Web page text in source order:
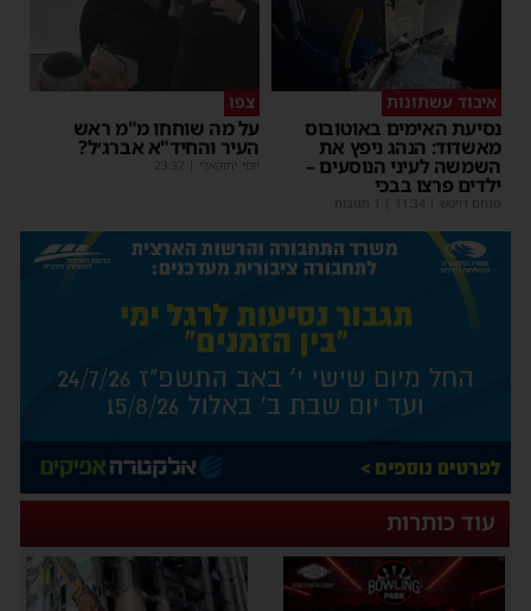
איבוד עשתונות
נסיעת האימים באוטובוס
מאשדוד: הנהג ניפץ את
השמשה לעיני הנוסעים –
ילדים פרצו בבכי
מנחם דויטש 11:34
צפו
על מה שוחחו מ"מ ראש
העיר והחיד"א אברג׳ל?
יוסי יחזקאלי 23:37
עוד כותרות